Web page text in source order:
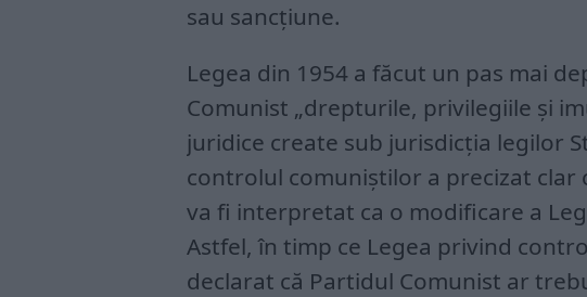
sau sancțiune.
Legea din 1954 a făcut un pas mai
Comunist „drepturile, privilegiile și
juridice create sub jurisdicția legilor
controlul comuniștilor a precizat clar
va fi interpretat ca o modificare a
Astfel, în timp ce Legea privind
declarat că Partidul Comunist ar